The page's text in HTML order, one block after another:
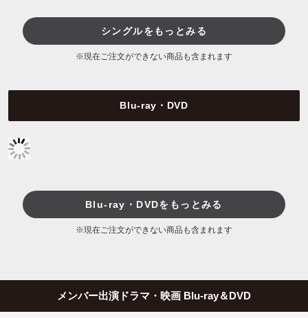
シングルをもっとみる
※現在ご注文ができない商品も含まれます
Blu-ray・DVD
Blu-ray・DVDをもっとみる
※現在ご注文ができない商品も含まれます
メンバー出演ドラマ・映画 Blu-ray＆DVD